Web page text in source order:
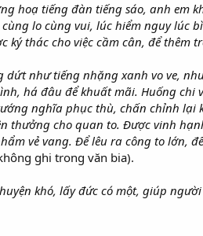
hoạ tiếng đàn tiếng sáo, anh em
lo cùng vui, lúc hiểm nguy lúc
thác cho việc cầm cân, để thêm
như tiếng nhặng xanh vo ve,
há đâu để khuất mãi. Huống
nghĩa phục thù, chấn chỉnh lại
thưởng cho quan to. Được vinh
vẻ vang. Để lêu ra công to lớn,
ghi trong văn bia).
khó, lấy đức có một, giúp